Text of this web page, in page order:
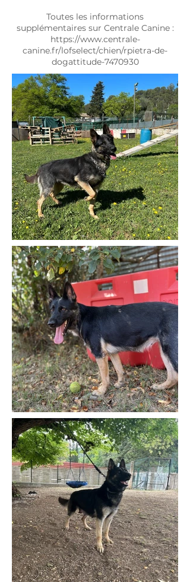
Toutes les informations
supplémentaires sur Centrale Canine :
https://www.centrale-
canine.fr/lofselect/chien/rpietra-de-
dogattitude-7470930